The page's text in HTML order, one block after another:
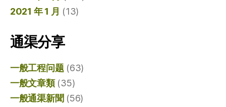
2021 年 1 月 (13)
通渠分享
一般工程问题(63)
一般文章類(35)
一般通渠新聞 (56)